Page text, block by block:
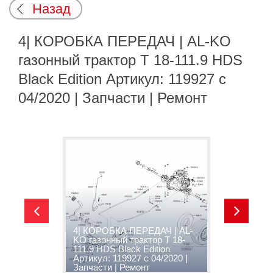
Назад
4| КОРОБКА ПЕРЕДАЧ | AL-KO
газонный трактор T 18-111.9 HDS
Black Edition Артикул: 119927 с
04/2020 | Запчасти | Ремонт
4| КОРОБКА ПЕРЕДАЧ | AL-
KO газонный трактор T 18-
111.9 HDS Black Edition
Артикул: 119927 с 04/2020 |
Запчасти | Ремонт